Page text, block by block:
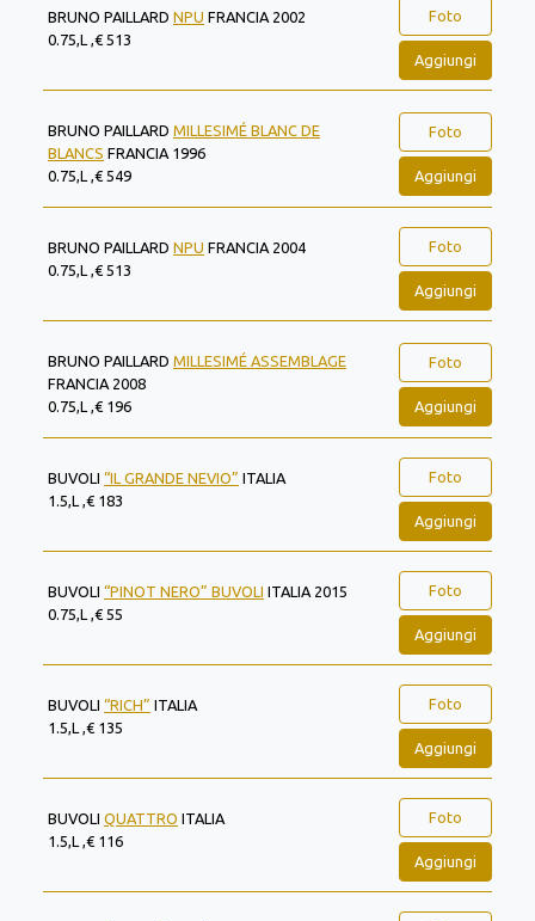
BRUNO PAILLARD NPU FRANCIA 2002
0.75,L ,€ 513
Foto
Aggiungi
BRUNO PAILLARD MILLESIMÉ BLANC DE
BLANCS FRANCIA 1996
0.75,L ,€ 549
Foto
Aggiungi
BRUNO PAILLARD NPU FRANCIA 2004
0.75,L ,€ 513
Foto
Aggiungi
BRUNO PAILLARD MILLESIMÉ ASSEMBLAGE
FRANCIA 2008
0.75,L ,€ 196
Foto
Aggiungi
BUVOLI “IL GRANDE NEVIO” ITALIA
1.5,L ,€ 183
Foto
Aggiungi
BUVOLI “PINOT NERO” BUVOLI ITALIA 2015
0.75,L ,€ 55
Foto
Aggiungi
BUVOLI “RICH” ITALIA
1.5,L ,€ 135
Foto
Aggiungi
BUVOLI QUATTRO ITALIA
1.5,L ,€ 116
Foto
Aggiungi